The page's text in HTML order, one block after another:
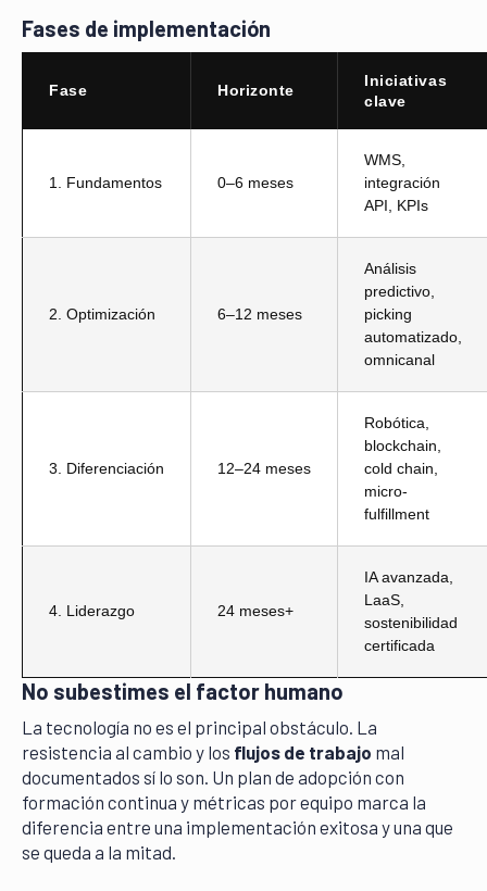
Fases de implementación
Fase Horizonte
Iniciativas
clave
1. Fundamentos 0–6 meses
WMS,
integración
API, KPIs
2. Optimización 6–12 meses
Análisis
predictivo,
picking
automatizado,
omnicanal
3. Diferenciación 12–24 meses
Robótica,
blockchain,
cold chain,
micro-
fulfillment
4. Liderazgo 24 meses+
IA avanzada,
LaaS,
sostenibilidad
certificada
No subestimes el factor humano
La tecnología no es el principal obstáculo. La
resistencia al cambio y los flujos de trabajo mal
documentados sí lo son. Un plan de adopción con
formación continua y métricas por equipo marca la
diferencia entre una implementación exitosa y una que
se queda a la mitad.